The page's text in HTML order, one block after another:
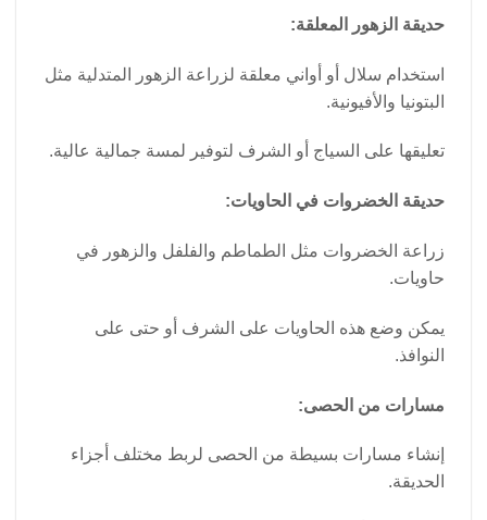
حديقة الزهور المعلقة:
استخدام سلال أو أواني معلقة لزراعة الزهور المتدلية مثل
البتونيا والأفيونية.
تعليقها على السياج أو الشرف لتوفير لمسة جمالية عالية.
حديقة الخضروات في الحاويات:
زراعة الخضروات مثل الطماطم والفلفل والزهور في
حاويات.
يمكن وضع هذه الحاويات على الشرف أو حتى على
النوافذ.
مسارات من الحصى:
إنشاء مسارات بسيطة من الحصى لربط مختلف أجزاء
الحديقة.